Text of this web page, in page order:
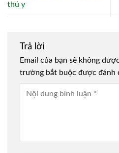
thú y
Trả lời
Email của bạn sẽ không
trường bắt buộc được đánh